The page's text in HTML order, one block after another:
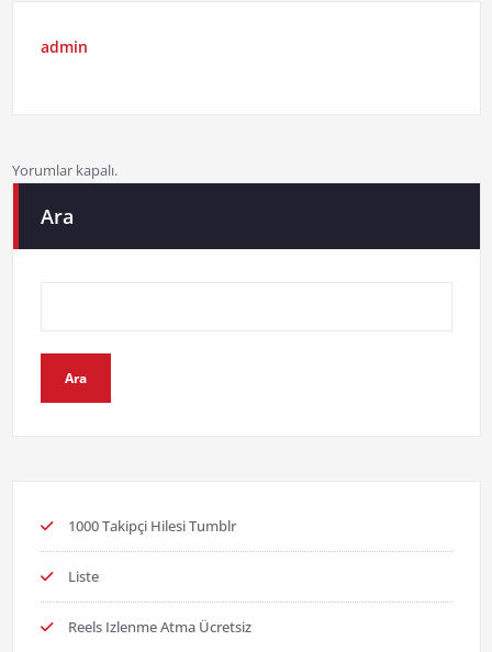
admin
Yorumlar kapalı.
Ara
Ara
1000 Takipçi Hilesi Tumblr
Liste
Reels Izlenme Atma Ücretsiz